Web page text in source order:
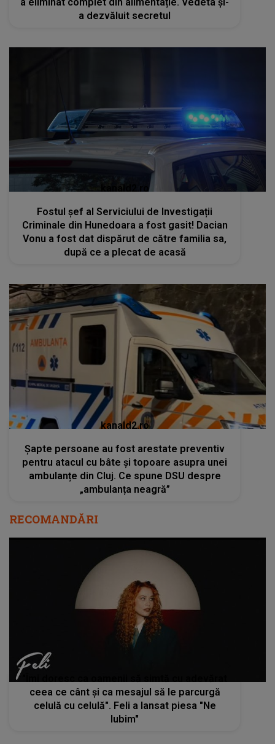
a dezvăluit secretul
kanald2.ro
Fostul șef al Serviciului de Investigații
Criminale din Hunedoara a fost gasit! Dacian
Vonu a fost dat dispărut de către familia sa,
după ce a plecat de acasă
kanald2.ro
Șapte persoane au fost arestate preventiv
pentru atacul cu bâte și topoare asupra unei
ambulanțe din Cluj. Ce spune DSU despre
„ambulanța neagră”
RECOMANDĂRI
ceea ce cânt și ca mesajul să le parcurgă
celulă cu celulă". Feli a lansat piesa "Ne
Iubim"